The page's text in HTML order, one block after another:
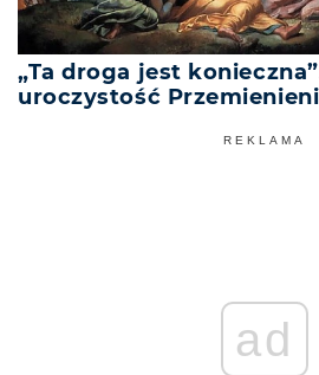
„Ta droga jest
uroczystość
REKLAMA
ad